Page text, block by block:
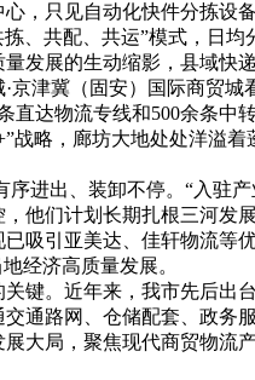
，只见自动化快件分拣
、共配、共运”模式，日均
发展的生动缩影，县域快
京津冀（固安）国际商贸
达物流专线和500余条中
略，廊坊大地处处洋溢
进出、装卸不停。“入驻
他们计划长期扎根三河发展
吸引亚美达、佳轩物流
经济高质量发展。
键。近年来，我市先后
通路网、仓储配套、政务
大局，聚焦现代商贸物